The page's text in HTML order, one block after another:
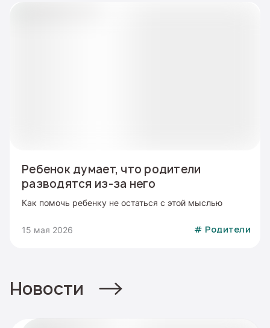
Ребенок думает, что родители
разводятся из-за него
Как помочь ребенку не остаться с этой мыслью
15 мая 2026 # Родители
Новости